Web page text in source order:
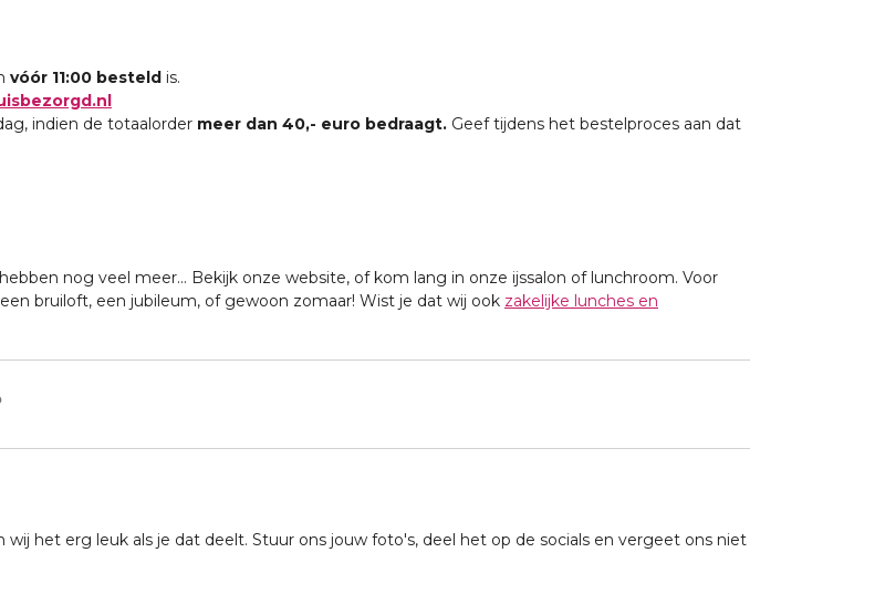
vóór 11:00 besteld is.
indien de totaalorder meer dan 40,- euro bedraagt. Geef tijdens het bestelproces aan dat
nog veel meer... Bekijk onze website, of kom lang in onze ijssalon of lunchroom. Voor
bruiloft, een jubileum, of gewoon zomaar! Wist je dat wij ook zakelijke lunches en
het erg leuk als je dat deelt. Stuur ons jouw foto's, deel het op de socials en vergeet ons niet